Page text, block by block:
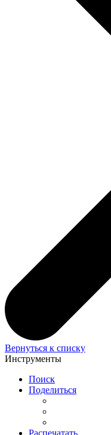
Вернуться к списку
Инструменты
Поиск
Поделиться
Распечатать